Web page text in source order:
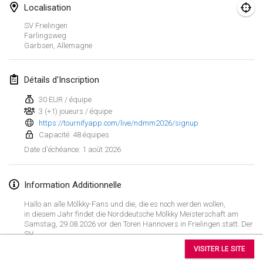
Afficher la liste
Localisation
SV Frielingen
Farlingsweg
Garbsen Allemagne
Détails d'Inscription
30 EUR / équipe
3 (+1) joueurs / équipe
https://tournifyapp.com/live/ndmm2026/signup
Capacité: 48 équipes
Date d'échéance: 1 août 2026
Information Additionnelle
Hallo an alle Mölkky-Fans und die, die es noch werden wollen,
in diesem Jahr findet die Norddeutsche Mölkky Meisterschaft am
Samstag, 29.08.2026 vor den Toren Hannovers in Frielingen statt. Der
SV
dazugehörige Förderverein versorgt uns mit Speisen und Getränken.
VISITER LE SITE
Fours Polish Championship 2026
30 août 2026|Pologne
30 août 2026|France
septembre 2026
Mistrovství ČR trojic
Open de Surzur
5 sept. 2026 | France
Berlin Mölkky Open